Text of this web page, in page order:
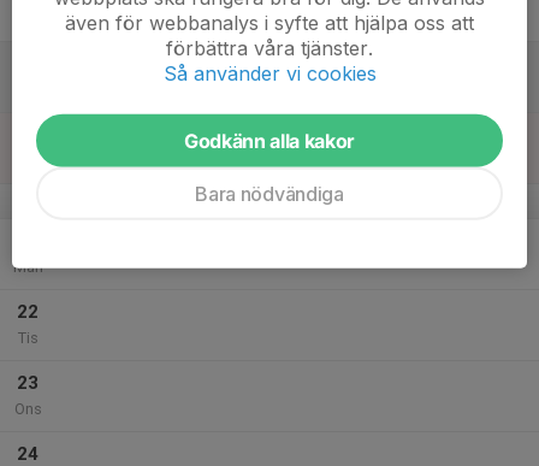
20
Sön
Träning Skarpängs IP
v.39
Mån
22
Tis
23
Ons
24
även för webbanalys i syfte att hjälpa oss att
förbättra våra tjänster.
Så använder vi cookies
Godkänn alla kakor
Bara nödvändiga